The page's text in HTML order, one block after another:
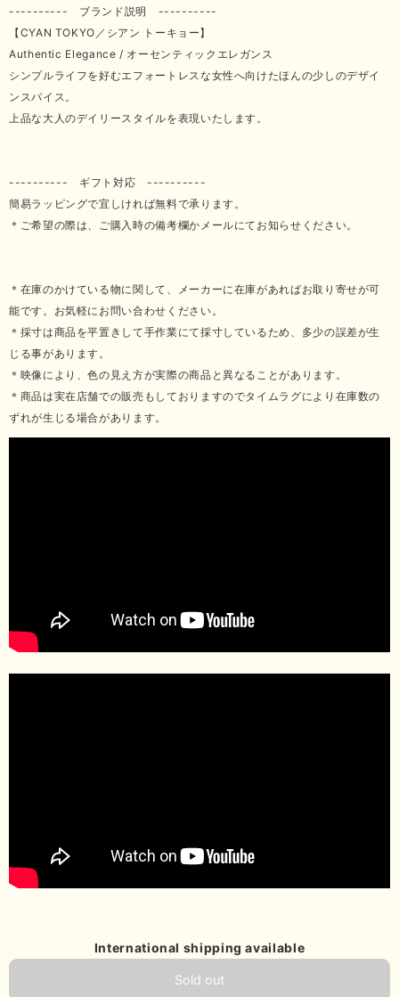
---------- ブランド説明 ----------
【CYAN TOKYO／シアン トーキョー】
Authentic Elegance / オーセンティックエレガンス
シンプルライフを好むエフォートレスな女性へ向けたほんの少しのデザイ
ンスパイス。
上品な大人のデイリースタイルを表現いたします。
---------- ギフト対応 ----------
簡易ラッピングで宜しければ無料で承ります。
＊ご希望の際は、ご購入時の備考欄かメールにてお知らせください。
＊在庫のかけている物に関して、メーカーに在庫があればお取り寄せが可
能です。お気軽にお問い合わせください。
＊採寸は商品を平置きして手作業にて採寸しているため、多少の誤差が生
じる事があります。
＊映像により、色の見え方が実際の商品と異なることがあります。
＊商品は実在店舗での販売もしておりますのでタイムラグにより在庫数の
ずれが生じる場合があります。
International shipping available
Sold out